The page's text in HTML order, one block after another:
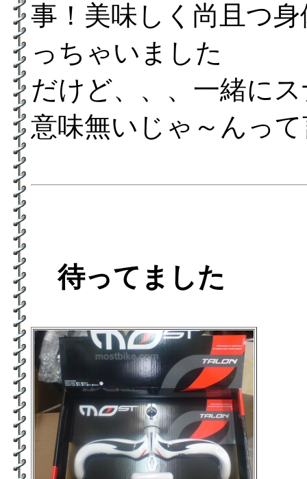
事！美味しく尚且つ
っちゃいました
だけど、、、一緒に
意味無いじゃ～んっ
待ってました